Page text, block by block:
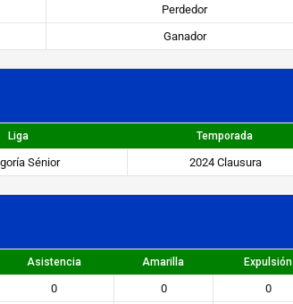
Perdedor
Ganador
Liga Temporada
Sénior 2024 Clausura
Asistencia Amarilla Expulsión
0 0
0